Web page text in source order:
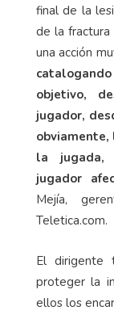
final de la
de la fractura
una acción
objetivo,
jugador,
obviamente,
la jugada,
jugador
Mejía,
Teletica.com.
El dirigente
proteger la
ellos los